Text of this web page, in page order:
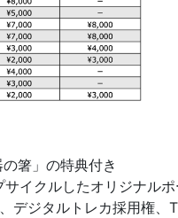
の箸」の特典付き
イクルしたオリジナルポ
デジタルトレカ採用権